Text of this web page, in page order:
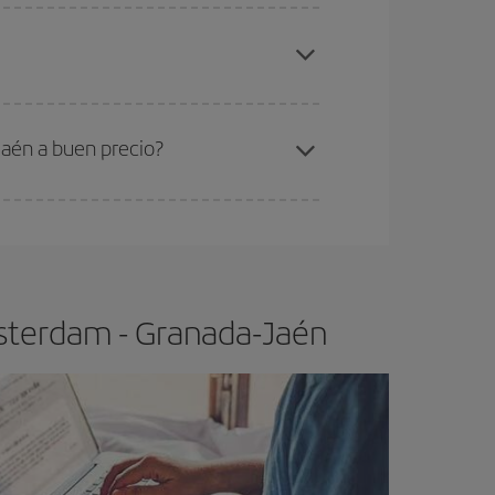
Granada-Jaén-dest
a buen precio?
- Granada-Jaén